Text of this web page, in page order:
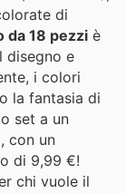
di
da 18 pezzi è
disegno e
i colori
la fantasia di
set a un
, con un
di 9,99 €!
chi vuole il